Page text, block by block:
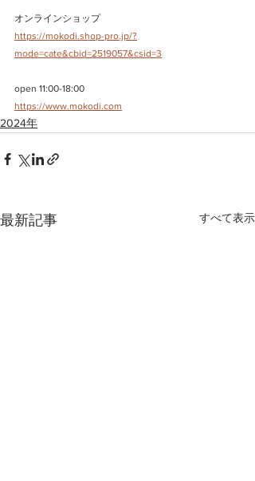
オンラインショップ
https://mokodi.shop-pro.jp/?
mode=cate&cbid=2519057&csid=3
open 11:00-18:00
https://www.mokodi.com
2024年
最新記事 すべて表示